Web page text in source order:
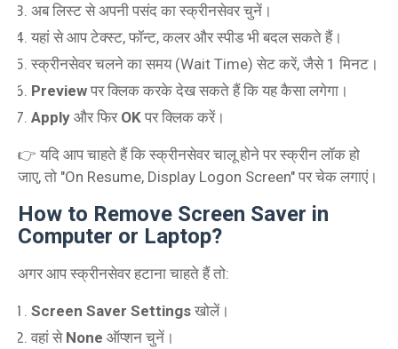
अब लिस्ट से अपनी पसंद का स्क्रीनसेवर चुनें।
यहां से आप टेक्स्ट, फॉन्ट, कलर और स्पीड भी बदल सकते हैं।
स्क्रीनसेवर चलने का समय (Wait Time) सेट करें, जैसे 1 मिनट।
Preview पर क्लिक करके देख सकते हैं कि यह कैसा लगेगा।
Apply और फिर OK पर क्लिक करें।
👉 यदि आप चाहते हैं कि स्क्रीनसेवर चालू होने पर स्क्रीन लॉक हो
जाए, तो "On Resume, Display Logon Screen" पर चेक लगाएं।
How to Remove Screen Saver in
Computer or Laptop?
अगर आप स्क्रीनसेवर हटाना चाहते हैं तो:
Screen Saver Settings खोलें।
वहां से None ऑप्शन चुनें।